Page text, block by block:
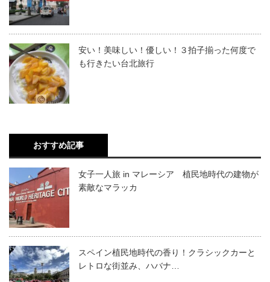
安い！美味しい！優しい！３拍子揃った何度で
も行きたい台北旅行
おすすめ記事
女子一人旅 in マレーシア 植民地時代の建物が
素敵なマラッカ
スペイン植民地時代の香り！クラシックカーと
レトロな街並み、ハバナ…